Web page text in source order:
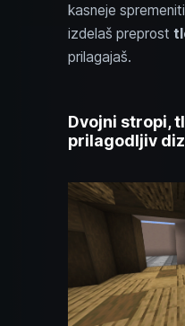
kasneje
izdelaš preprost
prilagajaš.
Dvojni stropi,
prilagodljiv